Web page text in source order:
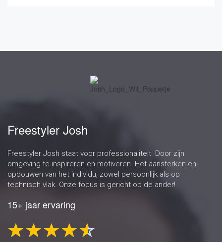
Freestyler Josh
Freestyler Josh staat voor professionaliteit. Door zijn
omgeving te inspireren en motiveren. Het aansterken en
opbouwen van het individu, zowel persoonlijk als op
technisch vlak. Onze focus is gericht op de ander!
15+ jaar ervaring